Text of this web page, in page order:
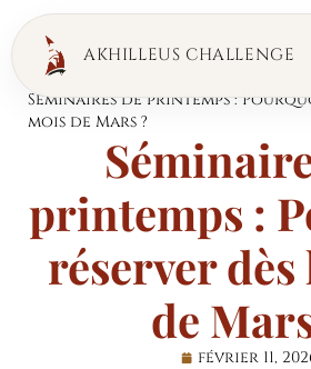
AKHILLEUS CHALLENGE
Home
Séminaires de printemps :
mois de Mars ?
printemps :
réserver dès
de
février 11,